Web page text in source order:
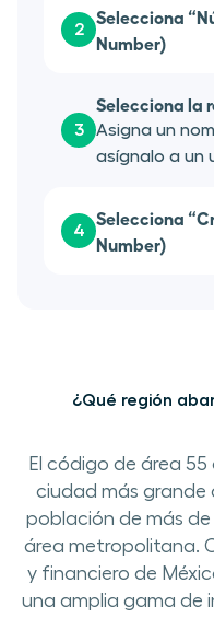
2
Selecciona
Number)
3
Selecciona la
Asigna un
asígnalo a un
4
Selecciona
Number)
¿Qué región
El código de área
ciudad más grande
población de más de
área metropolitana.
y financiero de
una amplia gama de